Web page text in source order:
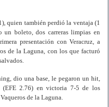
quien también perdió la ventaja (1
boleto, dos carreras limpias en
presentación con Veracruz, a
de la Laguna, con los que facturó
dio una base, le pegaron un hit,
(EFE 2.76) en victoria 7-5 de los
de la Laguna.